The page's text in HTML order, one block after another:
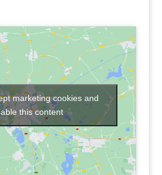
marketing cookies and
this content